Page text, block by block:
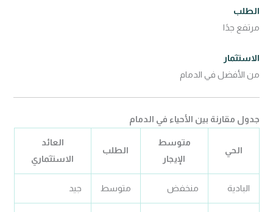
الطلب
مرتفع جدًا
الاستثمار
من الأفضل في الدمام
جدول مقارنة بين الأحياء في الدمام
الحي
متوسط
الإيجار
الطلب
العائد
الاستثماري
البادية منخفض متوسط جيد